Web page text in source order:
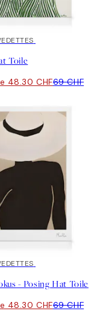
Toile
48.30 CHF69 CHF
- Posing Hat Toile
48.30 CHF69 CHF